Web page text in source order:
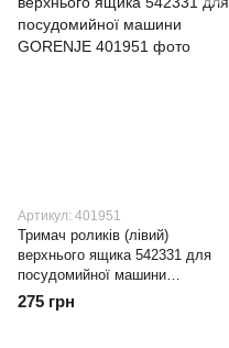
Артикул: 401951
Тримач роликів (лівий)
верхнього ящика 542331 для
посудомийної машини
GORENJE
275 грн